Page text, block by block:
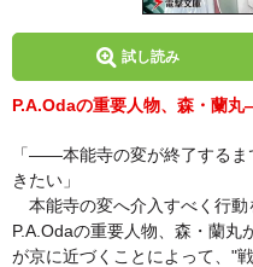
試し読み
P.A.Odaの重要人物、森・蘭
「――本能寺の変が終了する
きたい」
本能寺の変へ介入すべく行動
P.A.Odaの重要人物、森・蘭丸
が京に近づくことによって、"